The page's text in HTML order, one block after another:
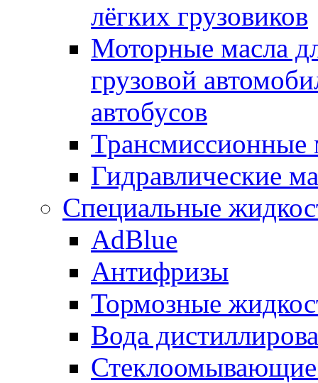
лёгких грузовиков
Моторные масла
грузовой
автобусов
Трансмиссионные
Гидравлические
Специальные
AdBlue
Антифризы
Тормозные
Вода